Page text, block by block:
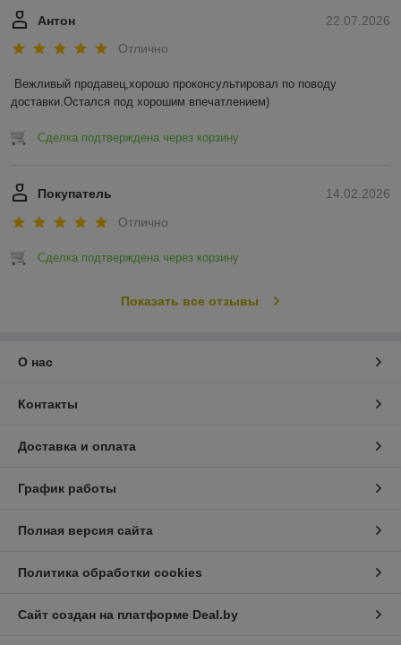
22.07.2026
Антон
Отлично
Вежливый продавец,хорошо проконсультировал по поводу
доставки.Остался под хорошим впечатлением)
Сделка подтверждена через корзину
14.02.2026
Покупатель
Отлично
Сделка подтверждена через корзину
Показать все отзывы
О нас
Контакты
Доставка и оплата
График работы
Полная версия сайта
Политика обработки cookies
Сайт создан на платформе Deal.by